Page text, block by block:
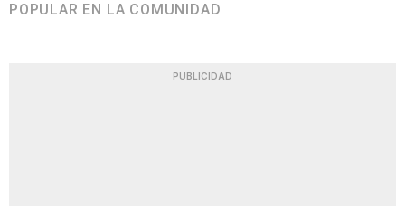
POPULAR EN LA COMUNIDAD
PUBLICIDAD